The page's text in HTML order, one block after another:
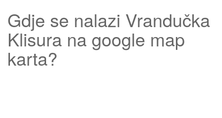
Gdje se nalazi Vrandučka
Klisura na google map
karta?